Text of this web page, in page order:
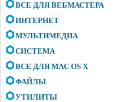
ВСЕ ДЛЯ ВЕБМАСТЕРА
ИНТЕРНЕТ
МУЛЬТИМЕДИА
СИСТЕМА
ВСЕ ДЛЯ MAC OS X
ФАЙЛЫ
УТИЛИТЫ